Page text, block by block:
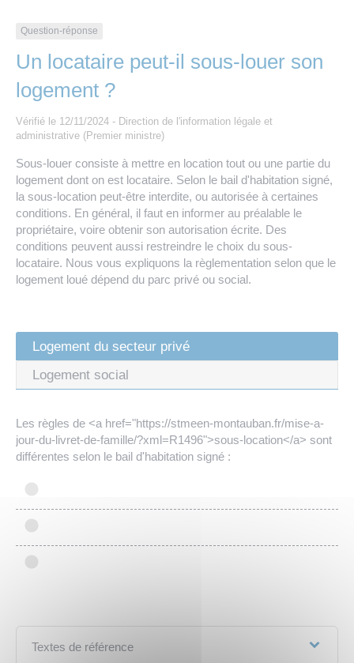
Travaux
Numérique
Nos publications
Question-réponse
Un locataire peut-il sous-louer son
logement ?
Vérifié le 12/11/2024 - Direction de l'information légale et
administrative (Premier ministre)
Sous-louer consiste à mettre en location tout ou une partie du
logement dont on est locataire. Selon le bail d'habitation signé,
la sous-location peut-être interdite, ou autorisée à certaines
conditions. En général, il faut en informer au préalable le
propriétaire, voire obtenir son autorisation écrite. Des
conditions peuvent aussi restreindre le choix du sous-
locataire. Nous vous expliquons la règlementation selon que le
logement loué dépend du parc privé ou social.
Logement du secteur privé
Logement social
Les règles de <a href="https://stmeen-montauban.fr/mise-a-
jour-du-livret-de-famille/?xml=R1496">sous-location</a> sont
différentes selon le bail d'habitation signé :
Textes de référence